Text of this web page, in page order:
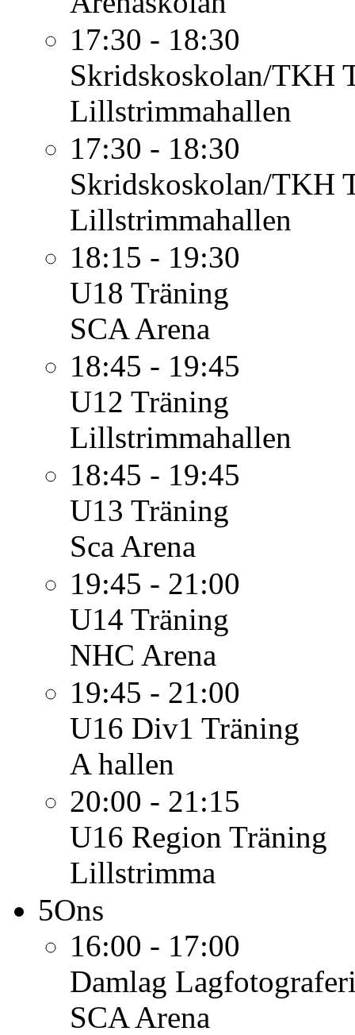
17:30 - 18:30
Skridskoskolan/TKH
Lillstrimmahallen
17:30 - 18:30
Skridskoskolan/TKH
Lillstrimmahallen
18:15 - 19:30
U18 Träning
SCA Arena
18:45 - 19:45
U12 Träning
Lillstrimmahallen
18:45 - 19:45
U13 Träning
Sca Arena
19:45 - 21:00
U14 Träning
NHC Arena
19:45 - 21:00
U16 Div1 Träning
A hallen
20:00 - 21:15
U16 Region Träning
Lillstrimma
5Ons
16:00 - 17:00
Damlag
SCA Arena